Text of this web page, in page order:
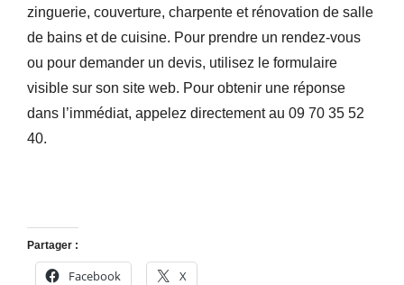
zinguerie, couverture, charpente et rénovation de salle
de bains et de cuisine. Pour prendre un rendez-vous
ou pour demander un devis, utilisez le formulaire
visible sur son site web. Pour obtenir une réponse
dans l’immédiat, appelez directement au 09 70 35 52
40.
Partager :
Facebook X